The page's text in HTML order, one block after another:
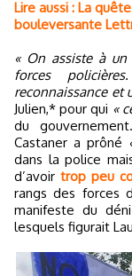
Lire aussi : La
bouleversante
« On assiste à un
forces
reconnaissance et
Julien,* pour qui «
du
Castaner a prôné
dans la police
d’avoir trop peu
rangs des forces
manifeste du
lesquels figurait